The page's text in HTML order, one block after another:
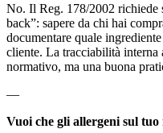
No. Il Reg. 178/2002 richiede
back”: sapere da chi hai
documentare quale
cliente. La tracciabilità
normativo, ma una buona
—
Vuoi che gli allergeni sul